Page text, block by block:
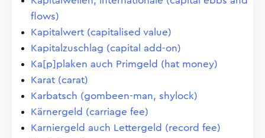
flows)
Kapitalwert (capitalised value)
Kapitalzuschlag (capital add-on)
Ka[p]plaken auch Primgeld (hat money)
Karat (carat)
Karbatsch (gombeen-man, shylock)
Kärnergeld (carriage fee)
Karniergeld auch Lettergeld (record fee)